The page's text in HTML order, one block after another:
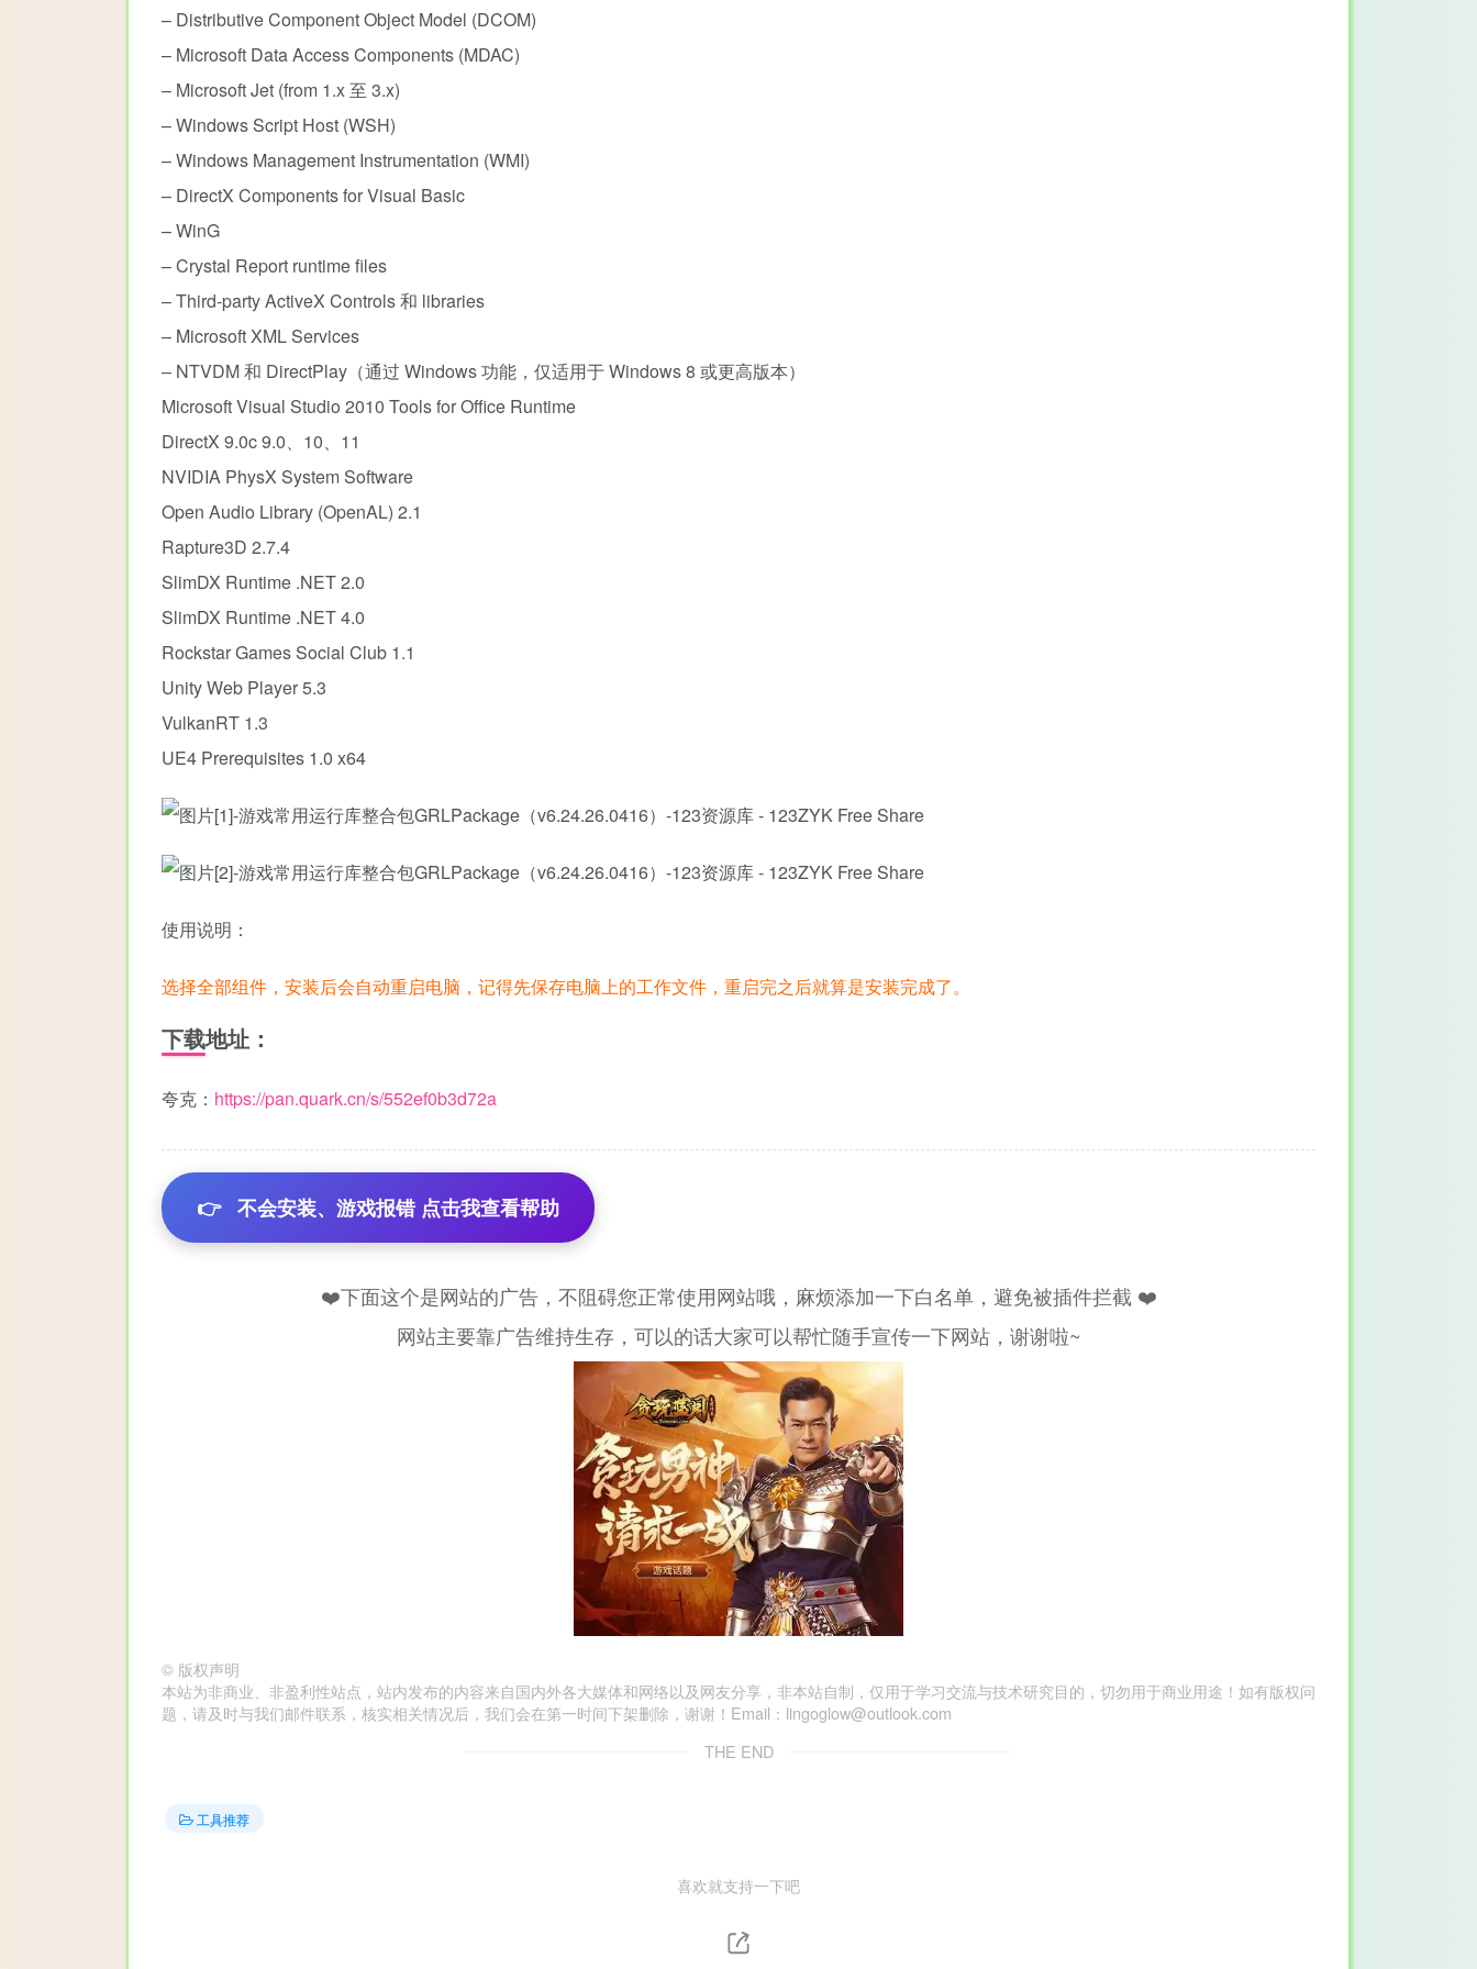
– Distributive Component Object Model (DCOM)
– Microsoft Data Access Components (MDAC)
– Microsoft Jet (from 1.x 至 3.x)
– Windows Script Host (WSH)
– Windows Management Instrumentation (WMI)
– DirectX Components for Visual Basic
– WinG
– Crystal Report runtime files
– Third-party ActiveX Controls 和 libraries
– Microsoft XML Services
– NTVDM 和 DirectPlay（通过 Windows 功能，仅适用于 Windows 8 或更高版本）
Microsoft Visual Studio 2010 Tools for Office Runtime
DirectX 9.0c 9.0、10、11
NVIDIA PhysX System Software
Open Audio Library (OpenAL) 2.1
Rapture3D 2.7.4
SlimDX Runtime .NET 2.0
SlimDX Runtime .NET 4.0
Rockstar Games Social Club 1.1
Unity Web Player 5.3
VulkanRT 1.3
UE4 Prerequisites 1.0 x64
使用说明：
选择全部组件，安装后会自动重启电脑，记得先保存电脑上的工作文件，重启完之后就算是安装完成了。
下载地址：
夸克： https://pan.quark.cn/s/552ef0b3d72a
👉 不会安装、游戏报错 点击我查看帮助
❤️下面这个是网站的广告，不阻碍您正常使用网站哦，麻烦添加一下白名单，避免被插件拦截 ❤️
网站主要靠广告维持生存，可以的话大家可以帮忙随手宣传一下网站，谢谢啦~
© 版权声明
本站为非商业、非盈利性站点，站内发布的内容来自国内外各大媒体和网络以及网友分享，非本站自制，仅用于学习交流与技术研究目的，切勿用于商业用途！如有版权问
题，请及时与我们邮件联系，核实相关情况后，我们会在第一时间下架删除，谢谢！Email：lingoglow@outlook.com
THE END
工具推荐
喜欢就支持一下吧